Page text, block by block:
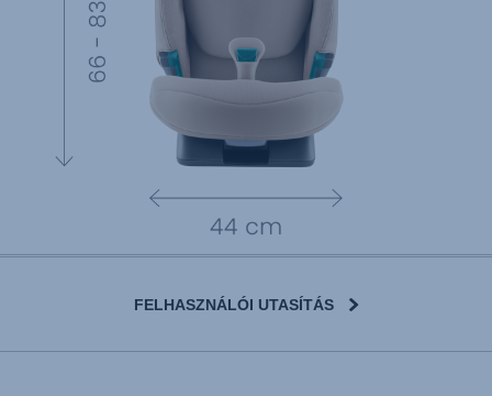
FELHASZNÁLÓI UTASÍTÁS